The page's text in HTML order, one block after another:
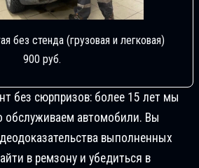
без стенда (грузовая и легковая)
900 руб.
без сюрпризов: более 15 лет мы
обслуживаем автомобили. Вы
выполненных
в ремзону и убедиться в